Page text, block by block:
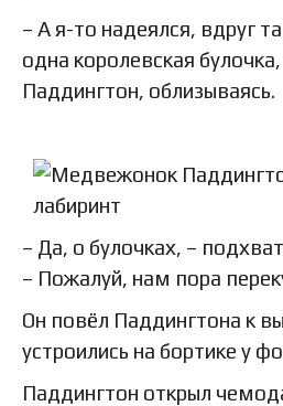
– А я-то надеялся, вдруг
одна королевская
Паддингтон, облизываясь.
– Да, о булочках, –
– Пожалуй, нам пора
Он повёл Паддингтона к
устроились на бортике у
Паддингтон открыл